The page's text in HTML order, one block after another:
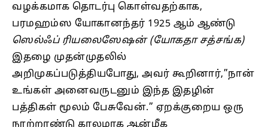
வழக்கமாக தொடர்பு கொள்வதற்காக,
பரமஹம்ஸ யோகானந்தர் 1925 ஆம் ஆண்டு
ஸெல்ஃப் ரியலைஸேஷன் (யோகதா சத்சங்க)
இதழை முதன்முதலில்
அறிமுகப்படுத்தியபோது, அவர் கூறினார்,”நான்
உங்கள் அனைவருடனும் இந்த இதழின்
பத்திகள் மூலம் பேசுவேன்.” ஏறக்குறைய ஒரு
நூற்றாண்டு காலமாக ஆன்மீக